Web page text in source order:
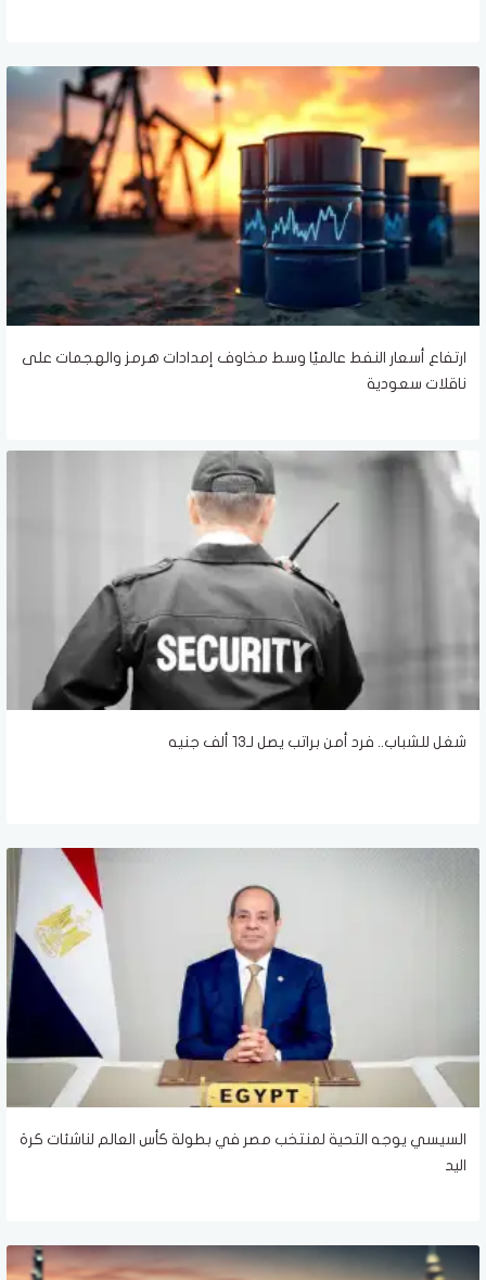
ارتفاع أسعار النفط عالميًا وسط مخاوف إمدادات هرمز والهجمات على
ناقلات سعودية
شغل للشباب.. فرد أمن براتب يصل لـ13 ألف جنيه
السيسي يوجه التحية لمنتخب مصر في بطولة كأس العالم لناشئات كرة
اليد